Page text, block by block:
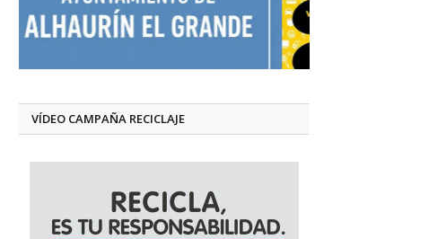
VÍDEO CAMPAÑA RECICLAJE